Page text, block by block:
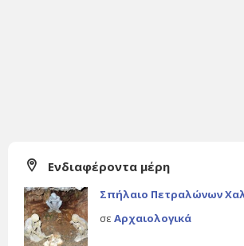
Ενδιαφέροντα μέρη
Σπήλαιο Πετραλώνων
σε Αρχαιολογικά